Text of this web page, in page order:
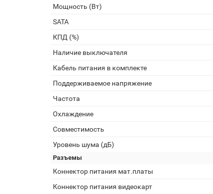
Мощность (Вт)
SATA
КПД (%)
Наличие выключателя
Кабель питания в комплекте
Поддерживаемое напряжение
Частота
Охлаждение
Совместимость
Уровень шума (дБ)
Разъемы
Коннектор питания мат.платы
Коннектор питания видеокарт